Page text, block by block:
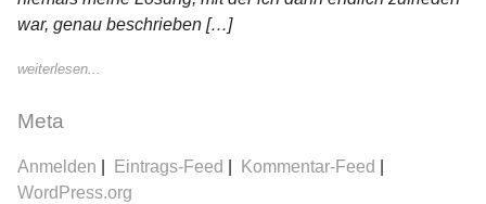
war, genau beschrieben […]
weiterlesen...
Meta
Anmelden Eintrags-Feed
Kommentar-Feed
WordPress.org